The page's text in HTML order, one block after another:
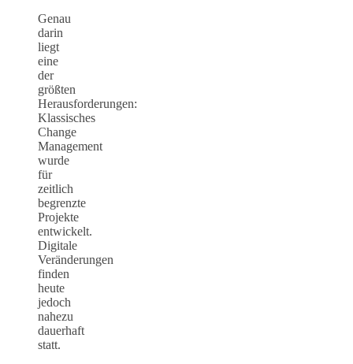
Genau
darin
liegt
eine
der
größten
Herausforderungen:
Klassisches
Change
Management
wurde
für
zeitlich
begrenzte
Projekte
entwickelt.
Digitale
Veränderungen
finden
heute
jedoch
nahezu
dauerhaft
statt.